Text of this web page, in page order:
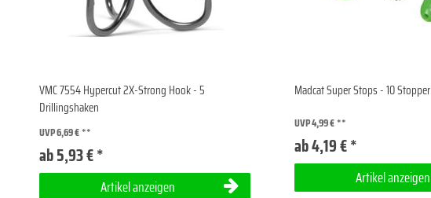
VMC 7554 Hypercut 2X-Strong Hook - 5
Drillingshaken
UVP 6,69 €
ab 5,93 € *
Artikel anzeigen
Madcat Super Stops - 10 Stopper
UVP 4,99 €
ab 4,19 € *
Artikel anzeigen